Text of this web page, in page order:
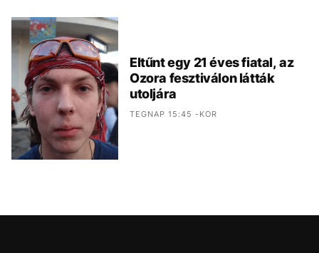
Eltűnt egy 21 éves fiatal, az
Ozora fesztiválon látták
utoljára
TEGNAP 15:45 -KOR